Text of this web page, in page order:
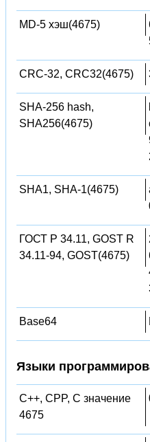
MD-5 хэш(4675)
CRC-32, CRC32(4675)
SHA-256 hash,
SHA256(4675)
SHA1, SHA-1(4675)
ГОСТ Р 34.11, GOST R
34.11-94, GOST(4675)
Base64
Языки
C++, CPP, C значение
4675